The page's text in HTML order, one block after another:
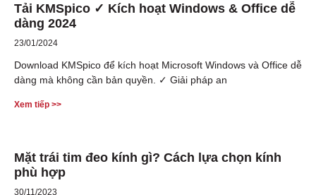
Tải KMSpico ✓ Kích hoạt Windows & Office dễ
dàng 2024
23/01/2024
Download KMSpico để kích hoạt Microsoft Windows và Office dễ
dàng mà không cần bản quyền. ✓ Giải pháp an
Xem tiếp >>
Mặt trái tim đeo kính gì? Cách lựa chọn kính
phù hợp
30/11/2023